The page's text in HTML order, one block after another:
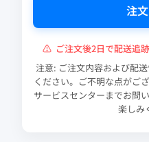
注
⚠ ご注文後2日で配送追
注意: ご注文内容および配
ください。ご不明な点がご
サービスセンターまでお問
楽しみ